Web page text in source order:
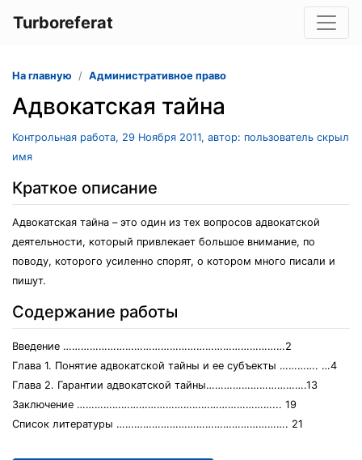
Turboreferat
На главную Административное право
Адвокатская тайна
Контрольная работа, 29 Ноября 2011, автор: пользователь скрыл
имя
Краткое описание
Адвокатская тайна – это один из тех вопросов адвокатской
деятельности, который привлекает большое внимание, по
поводу, которого усиленно спорят, о котором много писали и
пишут.
Содержание работы
Введение …………………………………………………………………2
Глава 1. Понятие адвокатской тайны и ее субъекты …………. …4
Глава 2. Гарантии адвокатской тайны…………………………….13
Заключение …………………………………………………………... 19
Список литературы …………………………………………………. 21